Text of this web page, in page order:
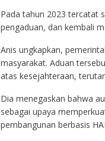
Pada tahun 2023 tercatat
pengaduan, dan kembali
Anis ungkapkan,
masyarakat. Aduan
atas kesejahteraan,
Dia menegaskan bahwa
sebagai upaya
pembangunan berbasis